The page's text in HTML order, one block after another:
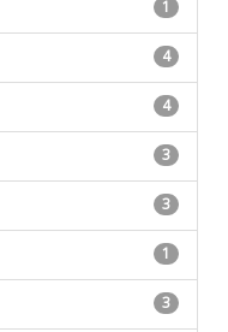
1
4
4
3
3
1
3